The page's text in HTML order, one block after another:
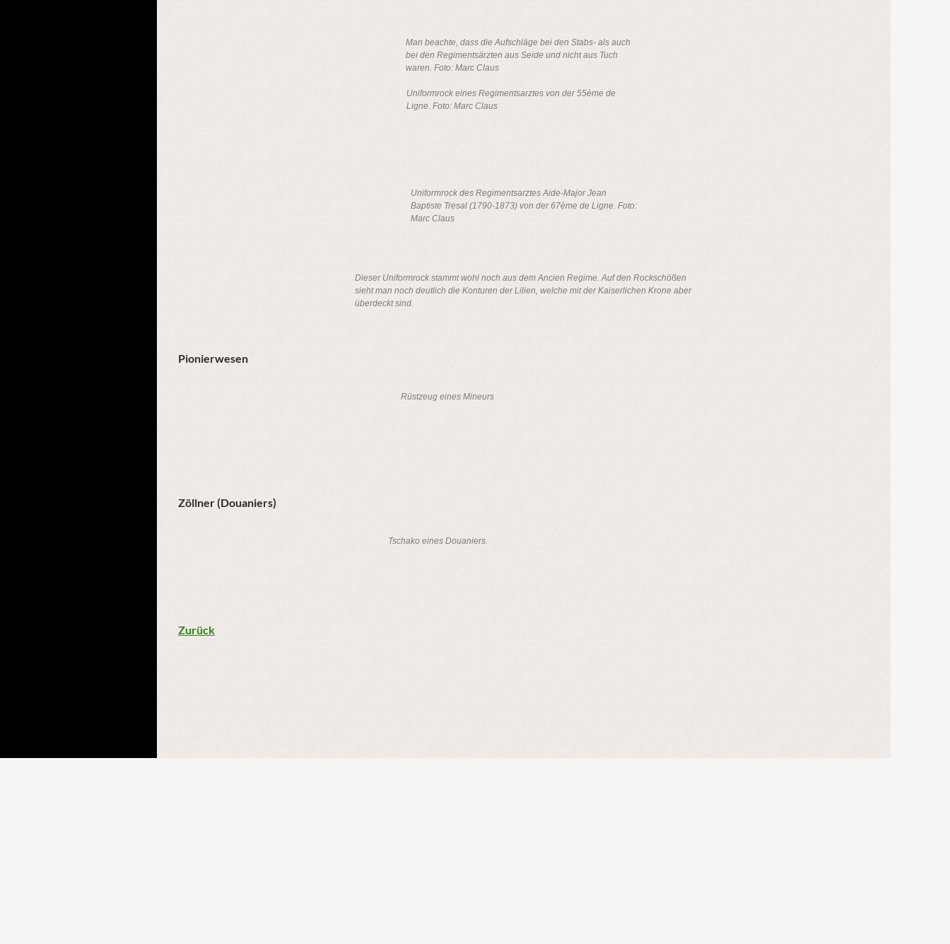
Man beachte, dass die Aufschläge bei den Stabs- als auch
bei den Regimentsärzten aus Seide und nicht aus Tuch
waren. Foto: Marc Claus
Uniformrock eines Regimentsarztes von der 55ème de
Ligne. Foto: Marc Claus
Uniformrock des Regimentsarztes Aide-Major Jean
Baptiste Tresal (1790-1873) von der 67ème de Ligne. Foto:
Marc Claus
Dieser Uniformrock stammt wohl noch aus dem Ancien Regime. Auf den Rockschößen
sieht man noch deutlich die Konturen der Lilien, welche mit der Kaiserlichen Krone aber
überdeckt sind.
Pionierwesen
Rüstzeug eines Mineurs
Zöllner (Douaniers)
Tschako eines Douaniers.
Zurück